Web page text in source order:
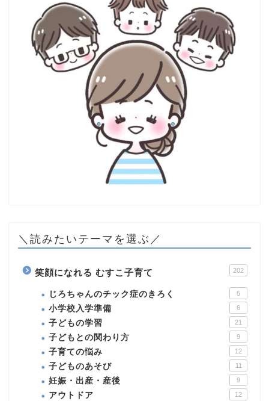
＼読みたいテーマを選ぶ／
笑顔になれる むすこ子育て 202
じろちゃんのチック症のきろく 5
小学校入学準備 6
子どもの学習 21
子どもとの関わり方 9
子育ての悩み 12
子どものあそび 11
妊娠・出産・産後 9
アウトドア 12